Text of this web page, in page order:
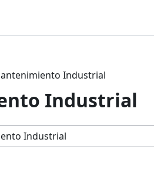
Industrial
Industrial